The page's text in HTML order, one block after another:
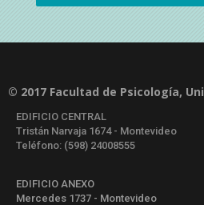
© 2017 Facultad de Psicología,
EDIFICIO CENTRAL
Tristán Narvaja 1674 - Montevideo
Teléfono: (598) 24008555
EDIFICIO ANEXO
Mercedes 1737 - Montevideo